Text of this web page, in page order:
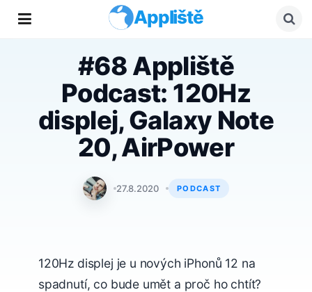
Appliště
#68 Appliště
Podcast: 120Hz
displej, Galaxy Note
20, AirPower
Tomáš Svoboda
27.8.2020 PODCAST
120Hz displej je u nových iPhonů 12 na
spadnutí, co bude umět a proč ho chtít?